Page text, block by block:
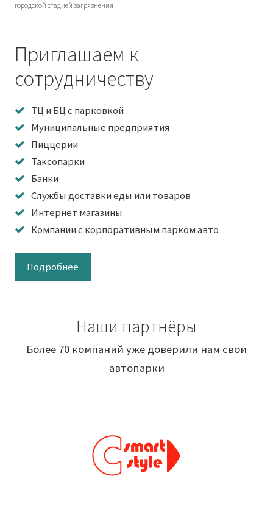
городской стадией загрязнения
Приглашаем к
сотрудничеству
ТЦ и БЦ с парковкой
Муниципальные предприятия
Пиццерии
Таксопарки
Банки
Службы доставки еды или товаров
Интернет магазины
Компании с корпоративным парком авто
Подробнее
Наши партнёры
Более 70 компаний уже доверили нам свои
автопарки